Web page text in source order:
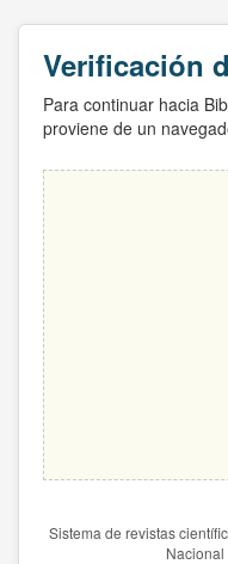
Verificación
Para continuar hacia
proviene de un
Sistema de revistas
Nacional